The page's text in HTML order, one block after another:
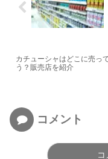
カチューシャはどこに売っ
う？販売店を紹介
コメント